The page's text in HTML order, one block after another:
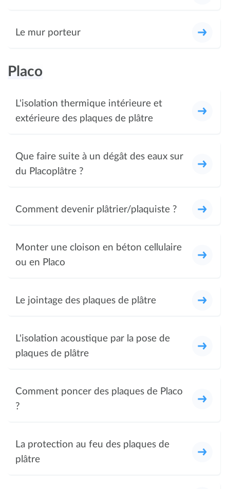
Le mur porteur
Placo
L'isolation thermique intérieure et
extérieure des plaques de plâtre
Que faire suite à un dégât des eaux sur
du Placoplâtre ?
Comment devenir plâtrier/plaquiste ?
Monter une cloison en béton cellulaire
ou en Placo
Le jointage des plaques de plâtre
L'isolation acoustique par la pose de
plaques de plâtre
Comment poncer des plaques de Placo
?
La protection au feu des plaques de
plâtre